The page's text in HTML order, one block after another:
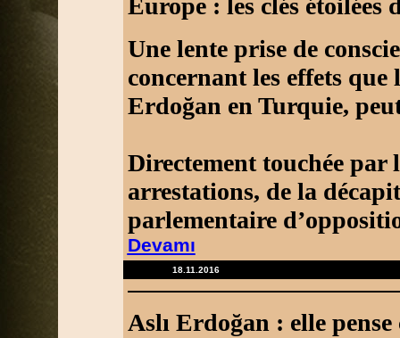
Europe : les clés étoilées
Une lente prise de
concernant les effets
Erdoğan en Turquie,
Directement touchée par
arrestations, de la
parlementaire
Devamı
18.11.2016
Aslı Erdoğan : elle